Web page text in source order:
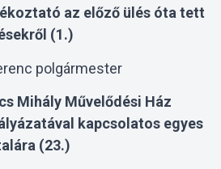
az előző ülés óta tett
(1.)
polgármester
Mihály Művelődési Ház
kapcsolatos egyes
(23.)